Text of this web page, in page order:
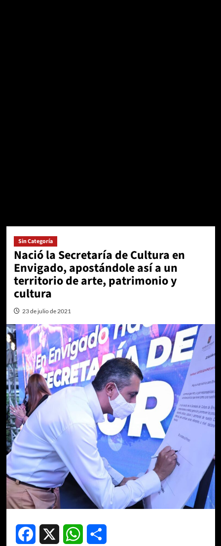
Sin Categoría
Nació la Secretaría de Cultura en
Envigado, apostándole así a un
territorio de arte, patrimonio y
cultura
23 de julio de 2021
Facebook WhatsApp